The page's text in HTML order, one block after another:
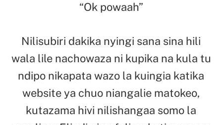
“Ok powaah”
Nilisubiri dakika nyingi sana sina hili
wala lile nachowaza ni kupika na kula tu
ndipo nikapata wazo la kuingia katika
website ya chuo niangalie matokeo,
kutazama hivi nilishangaa somo la